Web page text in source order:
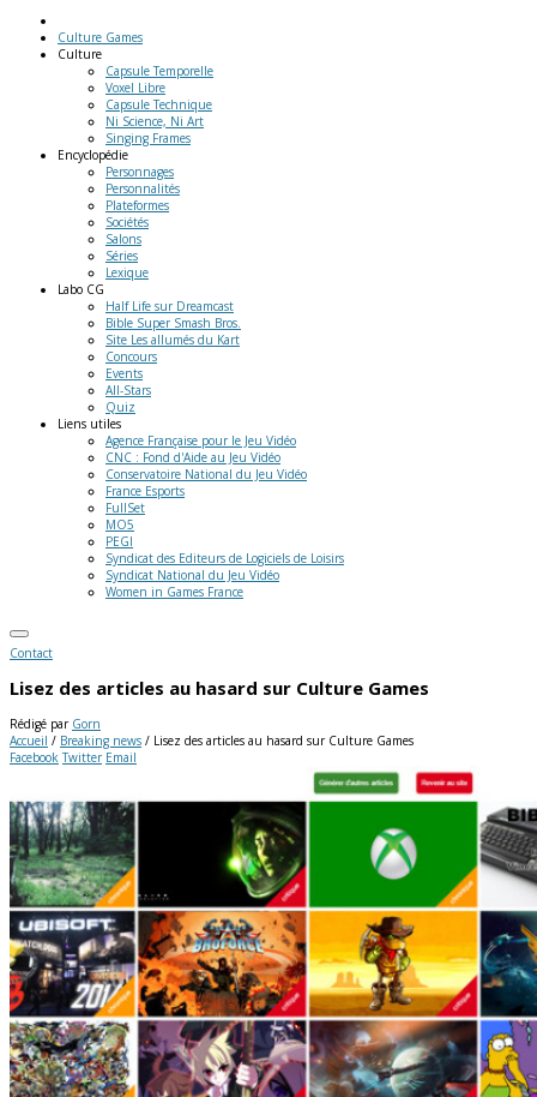
Culture Games
Culture
Capsule Temporelle
Voxel Libre
Capsule Technique
Ni Science, Ni Art
Singing Frames
Encyclopédie
Personnages
Personnalités
Plateformes
Sociétés
Salons
Séries
Lexique
Labo CG
Half Life sur Dreamcast
Bible Super Smash Bros.
Site Les allumés du Kart
Concours
Events
All-Stars
Quiz
Liens utiles
Agence Française pour le Jeu Vidéo
CNC : Fond d'Aide au Jeu Vidéo
Conservatoire National du Jeu Vidéo
France Esports
FullSet
MO5
PEGI
Syndicat des Editeurs de Logiciels de Loisirs
Syndicat National du Jeu Vidéo
Women in Games France
Contact
Lisez des articles au hasard sur Culture Games
Rédigé par Gorn
Accueil / Breaking news / Lisez des articles au hasard sur Culture Games
Facebook Twitter Email